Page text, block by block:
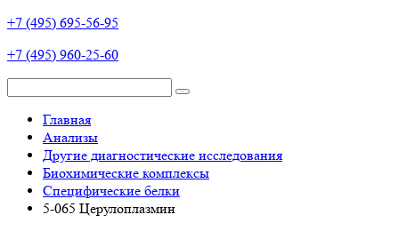
+7 (495) 695-56-95
+7 (495) 960-25-60
Главная
Анализы
Другие диагностические исследования
Биохимические комплексы
Специфические белки
5-065 Церулоплазмин